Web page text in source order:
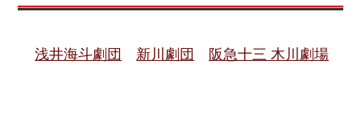
浅井海斗劇団 新川劇団 阪急十三 木川劇場